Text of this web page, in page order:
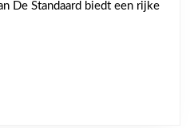
De Standaard biedt een rijke